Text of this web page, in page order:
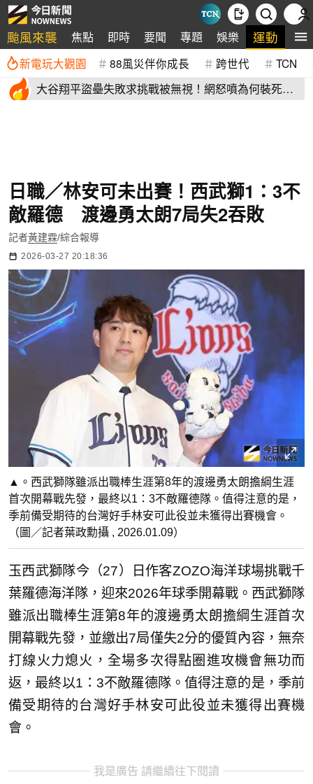
颱風來襲 焦點 即時 要聞 專題 娛樂 運動 全
新電玩大觀園 88風災伴你成長 跨世代 TCN
大谷翔平盜壘失敗求挑戰被無視！網怒噴為何裝死？
日職／林安可未出賽！西武獅1：3不
敵羅德 渡邊勇太朗7局失2吞敗
記者黃建霖/綜合報導
2026-03-27 20:18:36
▲。西武獅隊雖派出職棒生涯第8年的渡邊勇太朗擔綱生涯
首次開幕戰先發，最終以1：3不敵羅德隊。值得注意的是，
季前備受期待的台灣好手林安可此役並未獲得出賽機會。
（圖／記者葉政勳攝 , 2026.01.09）
玉西武獅隊今（27）日作客ZOZO海洋球場挑戰千
葉羅德海洋隊，迎來2026年球季開幕戰。西武獅隊
雖派出職棒生涯第8年的渡邊勇太朗擔綱生涯首次
開幕戰先發，並繳出7局僅失2分的優質內容，無奈
打線火力熄火，全場多次得點圈進攻機會無功而
返，最終以1：3不敵羅德隊。值得注意的是，季前
備受期待的台灣好手林安可此役並未獲得出賽機
會。
我是廣告 請繼續往下閱讀